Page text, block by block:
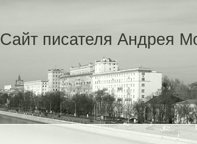
Сайт писателя Андрея